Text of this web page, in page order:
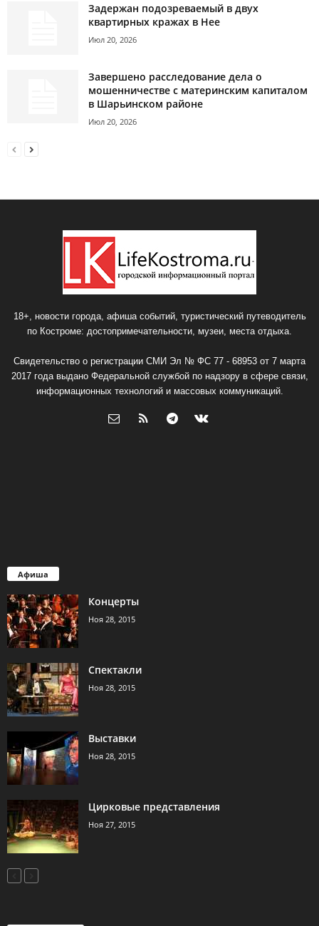
Задержан подозреваемый в двух
квартирных кражах в Нее
Июл 20, 2026
Завершено расследование дела о
мошенничестве с материнским капиталом
в Шарьинском районе
Июл 20, 2026
18+, новости города, афиша событий, туристический путеводитель
по Костроме: достопримечательности, музеи, места отдыха.
Свидетельство о регистрации СМИ Эл № ФС 77 - 68953 от 7 марта
2017 года выдано Федеральной службой по надзору в сфере связи,
информационных технологий и массовых коммуникаций.
Афиша
Концерты
Ноя 28, 2015
Спектакли
Ноя 28, 2015
Выставки
Ноя 28, 2015
Цирковые представления
Ноя 27, 2015